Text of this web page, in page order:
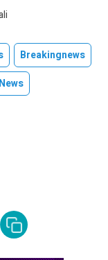
Breakingnews
News